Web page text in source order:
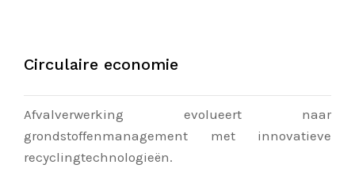
Circulaire economie
Afvalverwerking evolueert naar
grondstoffenmanagement met innovatieve
recyclingtechnologieën.